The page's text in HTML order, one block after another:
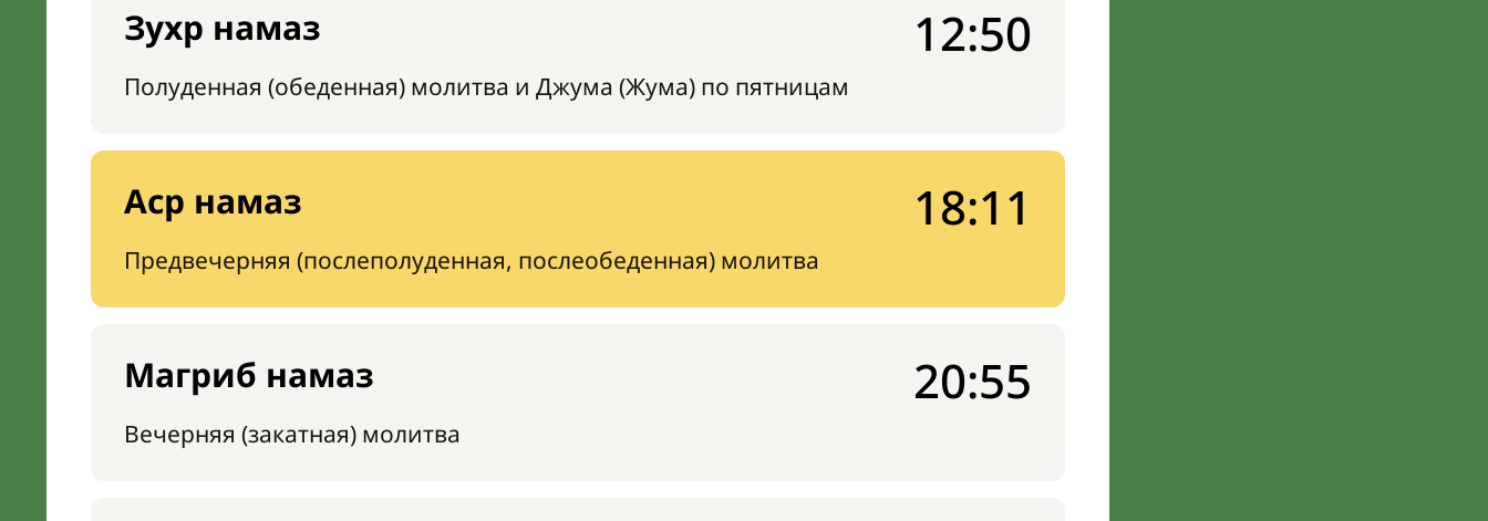
Зухр намаз
Полуденная (обеденная) молитва и Джума (Жума) по пятницам
12:50
Аср намаз
Предвечерняя (послеполуденная, послеобеденная) молитва
18:11
Магриб намаз
Вечерняя (закатная) молитва
20:55